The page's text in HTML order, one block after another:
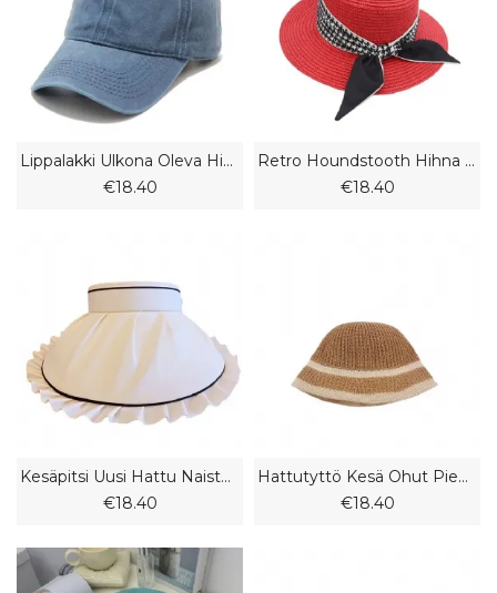
Lippalakki Ulkona Oleva Hiekkapesty Vanha Cowboy-Hattu Pehmeä Silppuri Brodeeraus
€18.40
Retro Houndstooth Hihna Litteä Top Olkihattu Persoonallisuus Muodikas Ulkona Ranta Aurinkosuoja Jazz Hattu Naaras
€18.40
Kesäpitsi Uusi Hattu Naisten Anti-Uv Tyhjä Top Shell Aurinkovarjo Aurinkohattu Taitettava Pääpanta
€18.40
Hattutyttö Kesä Ohut Pieni Kalastajahattu Kansi Pesuallas Hattu Merenranta Ranta Aurinkohattu
€18.40